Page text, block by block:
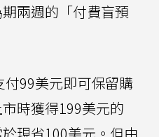
兩週的「付費盲預
付99美元即可保留購
時獲得199美元的